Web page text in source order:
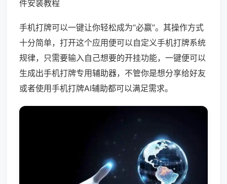
件安装教程
手机打牌可以一键让你轻松成为“必赢”。其操作方式
十分简单，打开这个应用便可以自定义手机打牌系统
规律，只需要输入自己想要的开挂功能，一键便可以
生成出手机打牌专用辅助器，不管你是想分享给好友
或者使用手机打牌AI辅助都可以满足需求。